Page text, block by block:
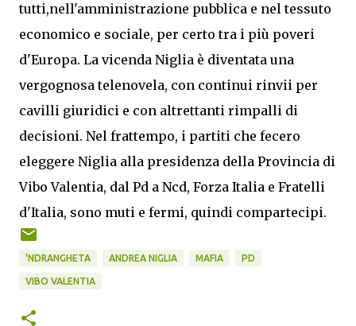
tutti,nell'amministrazione pubblica e nel tessuto
economico e sociale, per certo tra i più poveri
d'Europa. La vicenda Niglia è diventata una
vergognosa telenovela, con continui rinvii per
cavilli giuridici e con altrettanti rimpalli di
decisioni. Nel frattempo, i partiti che fecero
eleggere Niglia alla presidenza della Provincia di
Vibo Valentia, dal Pd a Ncd, Forza Italia e Fratelli
d'Italia, sono muti e fermi, quindi compartecipi.
'NDRANGHETA ANDREA NIGLIA MAFIA PD
VIBO VALENTIA